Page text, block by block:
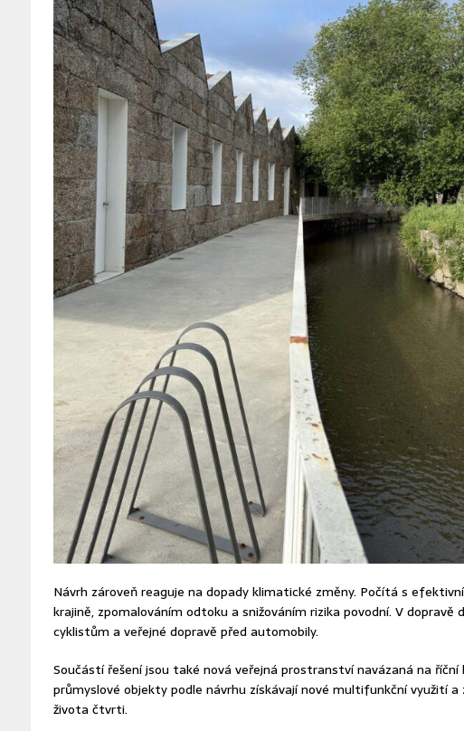
Návrh zároveň reaguje na dopady klimatické změny. Počítá s
krajině, zpomalováním odtoku a snižováním rizika povodní. V dopravě
cyklistům a veřejné dopravě před automobily.
Součástí řešení jsou také nová veřejná prostranství navázaná na říční
průmyslové objekty podle návrhu získávají nové multifunkční využití a
života čtvrti.